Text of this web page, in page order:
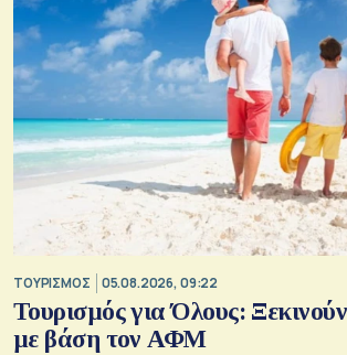
ΤΟΥΡΙΣΜΟΣ 05.08.2026, 09:22
Τουρισμός για Όλους: Ξεκινούν
με βάση τον ΑΦΜ